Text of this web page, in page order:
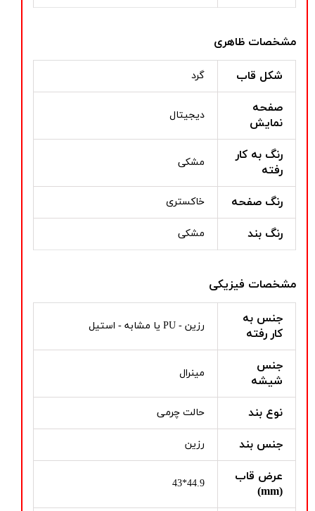
مشخصات ظاهری
شکل قاب گرد
صفحه
نمایش
دیجیتال
رنگ به کار
رفته
مشکی
رنگ صفحه خاکستری
رنگ بند مشکی
مشخصات فیزیکی
جنس به
کار رفته
رزین - PU یا مشابه - استیل
جنس
شیشه
مینرال
نوع بند حالت چرمی
جنس بند رزین
عرض قاب
(mm)
44.9*43